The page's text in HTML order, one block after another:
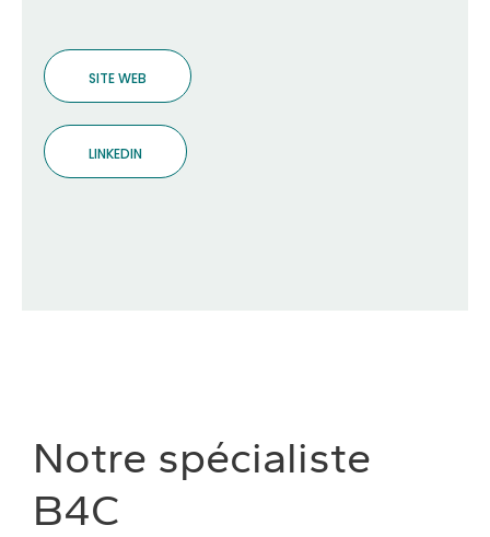
SITE WEB
LINKEDIN
Notre spécialiste
B4C